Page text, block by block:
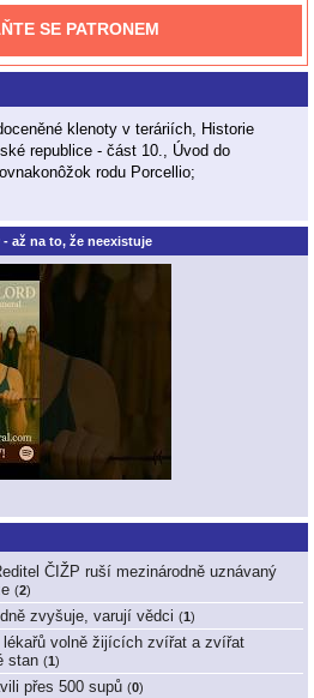
SE PATRONEM
klenoty v teráriích, Historie
republice - část 10., Úvod do
rodu Porcellio;
až na to, že neexistuje
ČIŽP ruší mezinárodně uznávaný
(2)
zvyšuje, varují vědci (1 )
volně žijících zvířat a zvířat
stan (1 )
přes 500 supů (0)